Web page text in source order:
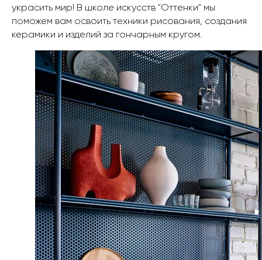
украсить мир! В школе искусств "Оттенки" мы
поможем вам освоить техники рисования, создания
керамики и изделий за гончарным кругом.